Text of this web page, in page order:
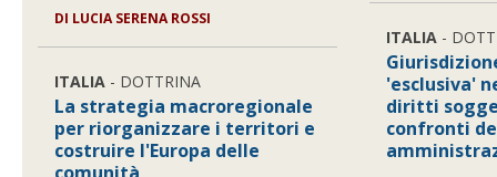
DI LUCIA SERENA ROSSI
ITALIA - DOTTRINA
La strategia macroregionale
per riorganizzare i territori e
costruire l'Europa delle
ITALIA -
'esclusiva'
diritti
confronti